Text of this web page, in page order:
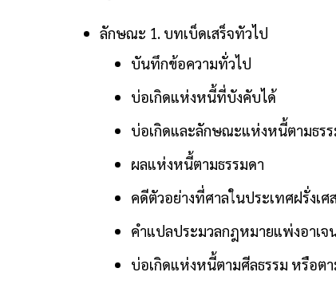
ลักษณะ 1. บทเบ็ดเสร็จทัวไป
บันทึกข้อความทั่วไป
บ่อเกิดแห่งหนี้ที่บังคับได้
บ่อเกิดและลักษณะแห่งหนี้ตามธร
ผลแห่งหนี้ตามธรรมดา
คดีตัวอย่างที่ศาลในประเทศฝรั่งเ
คำแปลประมวลกฎหมายแพ่งอาเจ
บ่อเกิดแห่งหนี้ตามศีลธรรม หรือตา